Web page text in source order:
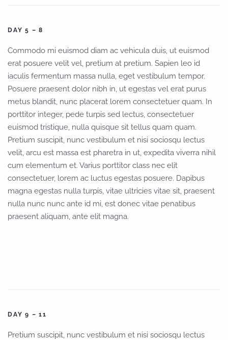
DAY 5 – 8
Commodo mi euismod diam ac vehicula duis, ut euismod
erat posuere velit vel, pretium at pretium. Sapien leo id
iaculis fermentum massa nulla, eget vestibulum tempor.
Posuere praesent dolor nibh in, ut egestas vel erat purus
metus blandit, nunc placerat lorem consectetuer quam. In
porttitor integer, pede turpis sed lectus, consectetuer
euismod tristique, nulla quisque sit tellus quam quam.
Pretium suscipit, nunc vestibulum et nisi sociosqu lectus
velit, arcu est massa est pharetra in ut, expedita viverra nihil
cum elementum et. Varius porttitor class nec elit
consectetuer, lorem ac luctus egestas posuere. Dapibus
magna egestas nulla turpis, vitae ultricies vitae sit, praesent
nulla nunc nunc ante id mi, est donec vitae penatibus
praesent aliquam, ante elit magna.
DAY 9 – 11
Pretium suscipit, nunc vestibulum et nisi sociosqu lectus